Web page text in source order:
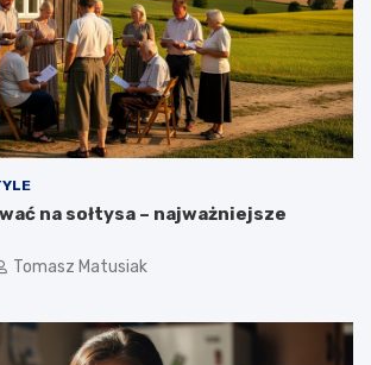
na sołtysa – najważniejsze
Tomasz Matusiak